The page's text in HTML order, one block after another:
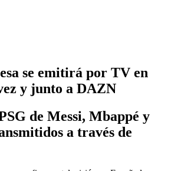
se emitirá por TV en
y junto a DAZN
de Messi, Mbappé y
a través de